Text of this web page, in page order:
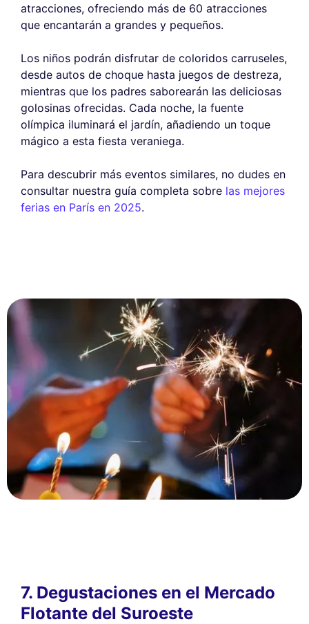
atracciones, ofreciendo más de 60 atracciones
que encantarán a grandes y pequeños.
Los niños podrán disfrutar de coloridos carruseles,
desde autos de choque hasta juegos de destreza,
mientras que los padres saborearán las deliciosas
golosinas ofrecidas. Cada noche, la fuente
olímpica iluminará el jardín, añadiendo un toque
mágico a esta fiesta veraniega.
Para descubrir más eventos similares, no dudes en
consultar nuestra guía completa sobre las mejores
ferias en París en 2025.
7. Degustaciones en el Mercado
Flotante del Suroeste